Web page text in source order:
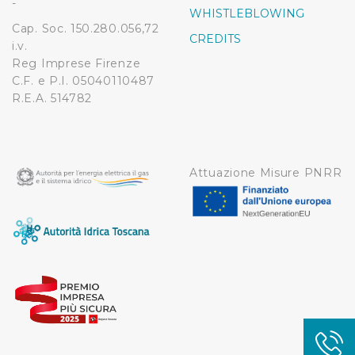
contenuti ed annunci e per fornire funzionalità dei social
media, condividendo informazioni sul modo in cui
soggetti, che si occupano di analisi dei dati web,
pubblicità e social media, potrebbero combinare le
Cliccando su "Accetta tutti", l'Utente accetta di
memorizzare tutti i cookie sul dispositivo per le finalità
sopra indicate.
direttamente le proprie preferenze selezionando i
singoli cookie desiderati e le terze parti destinatarie
della condivisione di informazioni sopra indicata.
-
Cap. Soc. 150.280.056,72
i.v.
Reg Imprese Firenze
C.F. e P.I. 05040110487
R.E.A. 514782
WHISTLEBLOWING
CREDITS
Attuazione Misure PNRR